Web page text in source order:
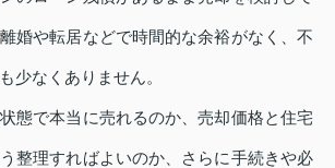
婚や転居などで時間的な余裕がなく、不
少なくありません。
態で本当に売れるのか、売却価格と住宅
整理すればよいのか、さらに手続きや必